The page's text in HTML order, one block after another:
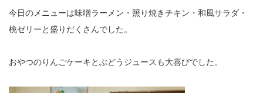
今日のメニューは味噌ラーメン・照り焼きチキン・和風サラダ・
桃ゼリーと盛りだくさんでした。
おやつのりんごケーキとぶどうジュースも大喜びでした。